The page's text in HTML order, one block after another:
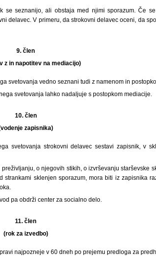
se seznanijo, ali obstaja med njimi sporazum. Če
delavec. V primeru, da strokovni delavec oceni, da
9. člen
z in napotitev na mediacijo)
svetovanja vedno seznani tudi z namenom in
svetovanja lahko nadaljuje s postopkom mediacije.
10. člen
zapisnika)
svetovanja strokovni delavec sestavi zapisnik, v
o njegovih stikih, o izvrševanju starševske
strankami sklenjen sporazum, mora biti iz zapisnika
pa obdrži center za socialno delo.
11. člen
(rok za izvedbo)
najpozneje v 60 dneh po prejemu predloga za